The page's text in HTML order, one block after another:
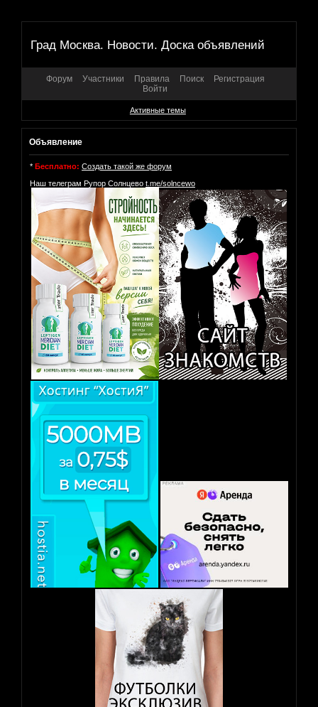
Град Москва. Новости. Доска объявлений
Форум Участники Правила Поиск
Регистрация
Войти
Активные темы
Объявление
* Бесплатно: Создать такой же форум
Наш телеграм Рупор Солнцево t.me/solncewo